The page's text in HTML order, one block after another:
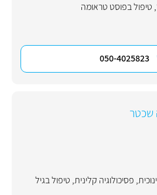
, טיפול בפוסט טראומה
050-4025823
שכטר
, פסיכולוגיה קלינית, טיפול בגיל